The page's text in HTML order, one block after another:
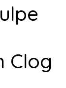
Clog